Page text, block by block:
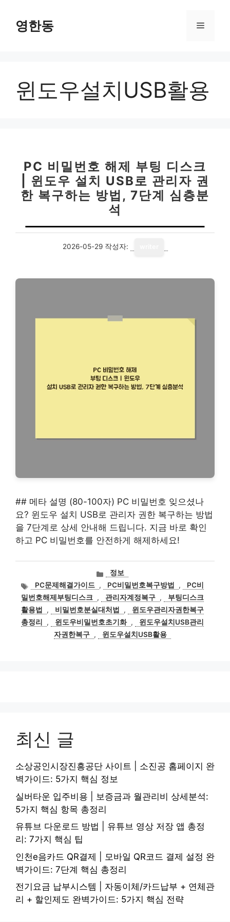
영한동 메
윈도우설치USB활용
PC 비밀번호 해제 부팅 디스크
| 윈도우 설치 USB로 관리자 권
한 복구하는 방법, 7단계 심층분
석
2026-05-29 작성자:
## 메타 설명 (80-100자) PC 비밀번호 잊으셨나
요? 윈도우 설치 USB로 관리자 권한 복구하는 방법
을 7단계로 상세 안내해 드립니다. 지금 바로 확인
하고 PC 비밀번호를 안전하게 해제하세요!
카
테
고
리
정보
태
그
PC문제해결가이드 , PC비밀번호복구방법 ,
PC비
밀번호해제부팅디스크 , 관리자계정복구 ,
부팅디스크
활용법
, 비밀번호분실대처법 ,
윈도우관리자권한복구
총정리
, 윈도우비밀번호초기화 ,
윈도우설치USB관리
자권한복구 , 윈도우설치USB활용
최신 글
소상공인시장진흥공단 사이트 | 소진공 홈페이지 완
벽가이드: 5가지 핵심 정보
실버타운 입주비용 | 보증금과 월관리비 상세분석:
5가지 핵심 항목 총정리
유튜브 다운로드 방법 | 유튜브 영상 저장 앱 총정
리: 7가지 핵심 팁
인천e음카드 QR결제 | 모바일 QR코드 결제 설정 완
벽가이드: 7단계 핵심 총정리
전기요금 납부시스템 | 자동이체/카드납부 + 연체관
리 + 할인제도 완벽가이드: 5가지 핵심 전략